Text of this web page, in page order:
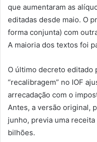
que aumentaram as
editadas desde maio. O
forma conjunta) com
A maioria dos textos foi
O último decreto editado
“recalibragem” no IOF
arrecadação com o
Antes, a versão original,
junho, previa uma
bilhões.